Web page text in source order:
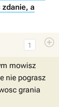
zdanie, a
1
mowisz
nie pograsz
grania